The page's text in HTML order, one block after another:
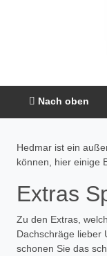
Nach oben
Hedmar ist ein
können, hier einige
Extras
Zu den Extras,
Dachschräge lieber
schonen Sie das